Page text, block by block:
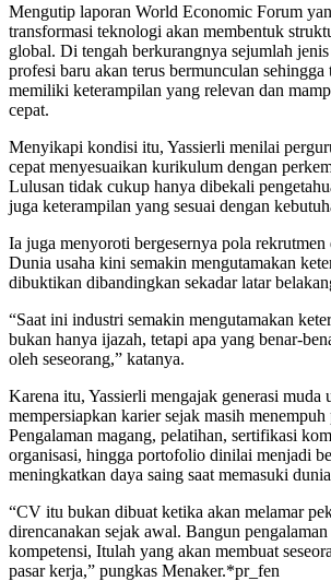
Mengutip laporan World Economic Forum
transformasi teknologi akan membentuk
global. Di tengah berkurangnya sejumlah
profesi baru akan terus bermunculan
memiliki keterampilan yang relevan dan
cepat.
Menyikapi kondisi itu, Yassierli menilai
cepat menyesuaikan kurikulum dengan
Lulusan tidak cukup hanya dibekali
juga keterampilan yang sesuai dengan
Ia juga menyoroti bergesernya pola rekrutmen
Dunia usaha kini semakin mengutamakan
dibuktikan dibandingkan sekadar latar
“Saat ini industri semakin mengutamakan
bukan hanya ijazah, tetapi apa yang benar-
oleh seseorang,” katanya.
Karena itu, Yassierli mengajak generasi muda
mempersiapkan karier sejak masih
Pengalaman magang, pelatihan, sertifikasi
organisasi, hingga portofolio dinilai menjadi
meningkatkan daya saing saat memasuki
“CV itu bukan dibuat ketika akan melamar
direncanakan sejak awal. Bangun
kompetensi, Itulah yang akan membuat
pasar kerja,” pungkas Menaker.*pr_fen